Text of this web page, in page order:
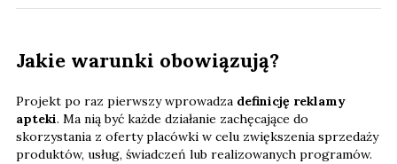
Jakie warunki obowiązują?
Projekt po raz pierwszy wprowadza definicję reklamy
apteki. Ma nią być każde działanie zachęcające do
skorzystania z oferty placówki w celu zwiększenia sprzedaży
produktów, usług, świadczeń lub realizowanych programów.